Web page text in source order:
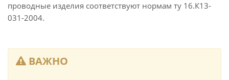
проводные изделия соответствуют нормам ту 16.К13-
031-2004.
ВАЖНО